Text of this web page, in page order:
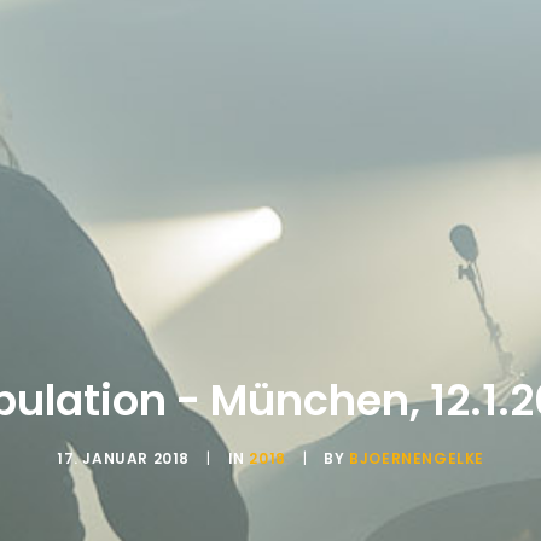
- München,
17. JANUAR 2018 | IN 2018 | BY BJOERNENGELKE